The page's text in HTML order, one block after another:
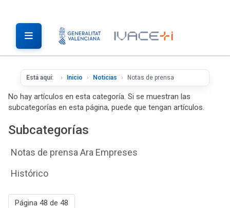
Está aquí: Inicio Noticias Notas de prensa
No hay artículos en esta categoría. Si se muestran las
subcategorías en esta página, puede que tengan artículos.
Subcategorías
Notas de prensa Ara Empreses
Histórico
Página 48 de 48